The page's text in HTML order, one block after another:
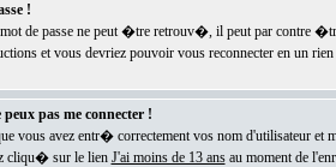
!
de passe ne peut �tre retrouv�, il peut par contre
et vous devriez pouvoir vous reconnecter en un rien
pas me connecter !
vous avez entr� correctement vos nom d'utilisateur
cliqu� sur le lien J'ai moins de 13 ansau moment de